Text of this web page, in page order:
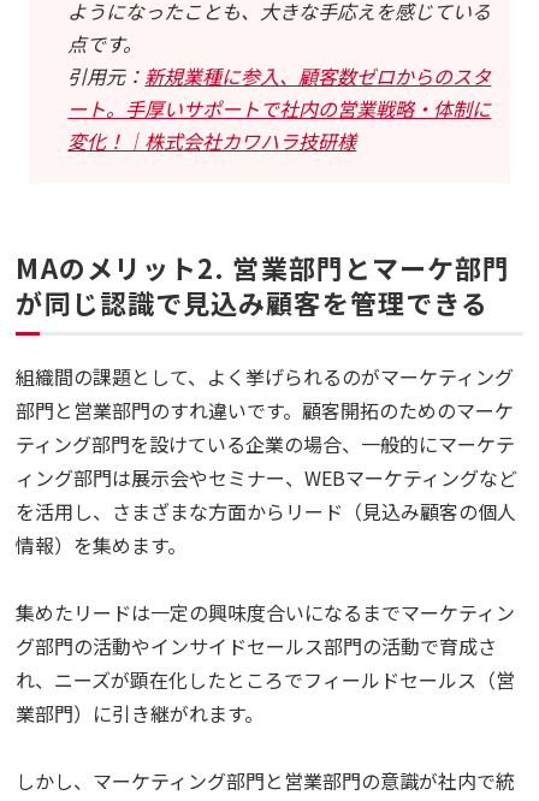
ようになったことも、大きな手応えを感じている
点です。
引用元：新規業種に参入、顧客数ゼロからのスタ
ート。手厚いサポートで社内の営業戦略・体制に
変化！｜株式会社カワハラ技研様
MAのメリット2. 営業部門とマーケ部門
が同じ認識で見込み顧客を管理できる
組織間の課題として、よく挙げられるのがマーケティング
部門と営業部門のすれ違いです。顧客開拓のためのマーケ
ティング部門を設けている企業の場合、一般的にマーケテ
ィング部門は展示会やセミナー、WEBマーケティングなど
を活用し、さまざまな方面からリード（見込み顧客の個人
情報）を集めます。
集めたリードは一定の興味度合いになるまでマーケティン
グ部門の活動やインサイドセールス部門の活動で育成さ
れ、ニーズが顕在化したところでフィールドセールス（営
業部門）に引き継がれます。
しかし、マーケティング部門と営業部門の意識が社内で統